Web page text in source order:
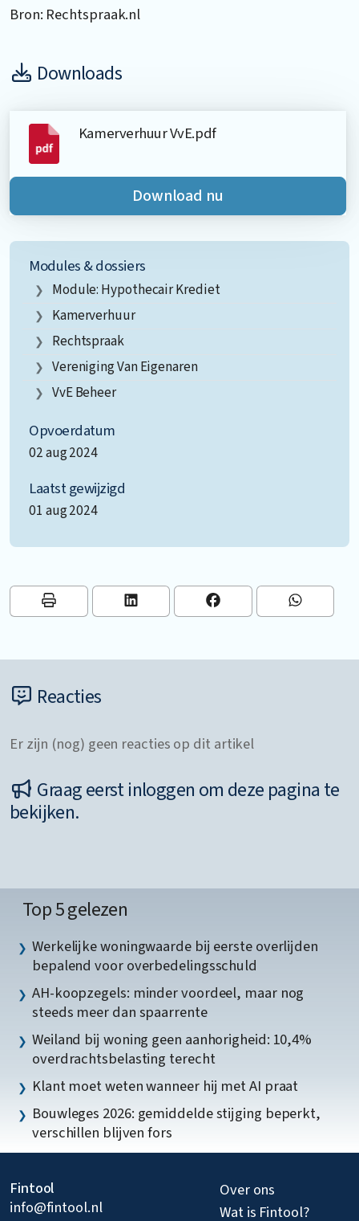
Bron: Rechtspraak.nl
Downloads
Kamerverhuur VvE.pdf
Download nu
Modules & dossiers
Module: Hypothecair Krediet
Kamerverhuur
Rechtspraak
Vereniging Van Eigenaren
VvE Beheer
Opvoerdatum
02 aug 2024
Laatst gewijzigd
01 aug 2024
Reacties
Er zijn (nog) geen reacties op dit artikel
Graag eerst inloggen om deze pagina te
bekijken.
Top 5 gelezen
Werkelijke woningwaarde bij eerste overlijden
bepalend voor overbedelingsschuld
AH-koopzegels: minder voordeel, maar nog
steeds meer dan spaarrente
Weiland bij woning geen aanhorigheid: 10,4%
overdrachtsbelasting terecht
Klant moet weten wanneer hij met AI praat
Bouwleges 2026: gemiddelde stijging beperkt,
verschillen blijven fors
Fintool
info@fintool.nl
Over ons
Wat is Fintool?